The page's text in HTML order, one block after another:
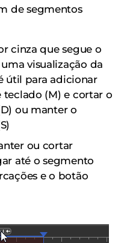
de segmentos
cinza que segue o
visualização da
útil para adicionar
(M) e cortar o
ou manter o
ou cortar
até o segmento
e o botão